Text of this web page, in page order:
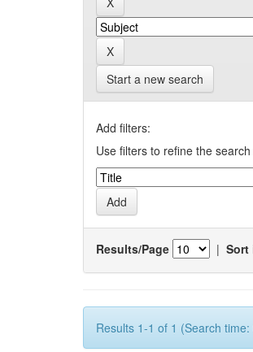
Start a new search
Add filters:
Use filters to refine the
Results/Page | Sort
Results 1-1 of 1 (Search